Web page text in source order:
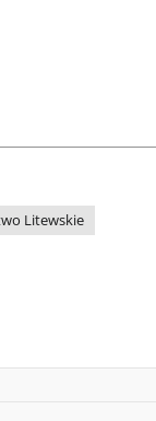
Litewskie